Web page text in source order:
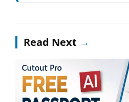
Read Next →